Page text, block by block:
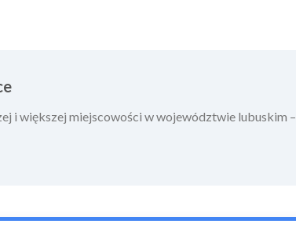
i większej miejscowości w województwie lubuskim –